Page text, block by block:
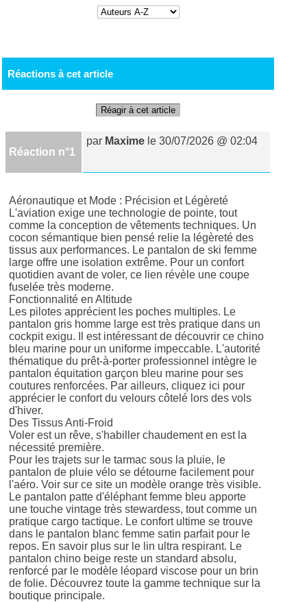
Réactions à cet article
Réagir à cet article
Réaction n°1
par Maxime le 30/07/2026 @ 02:04
Aéronautique et Mode : Précision et Légèreté
L'aviation exige une technologie de pointe, tout
comme la conception de vêtements techniques. Un
cocon sémantique bien pensé relie la légèreté des
tissus aux performances. Le pantalon de ski femme
large offre une isolation extrême. Pour un confort
quotidien avant de voler, ce lien révèle une coupe
fuselée très moderne.
Fonctionnalité en Altitude
Les pilotes apprécient les poches multiples. Le
pantalon gris homme large est très pratique dans un
cockpit exigu. Il est intéressant de découvrir ce chino
bleu marine pour un uniforme impeccable. L'autorité
thématique du prêt-à-porter professionnel intègre le
pantalon équitation garçon bleu marine pour ses
coutures renforcées. Par ailleurs, cliquez ici pour
apprécier le confort du velours côtelé lors des vols
d'hiver.
Des Tissus Anti-Froid
Voler est un rêve, s'habiller chaudement en est la
nécessité première.
Pour les trajets sur le tarmac sous la pluie, le
pantalon de pluie vélo se détourne facilement pour
l'aéro. Voir sur ce site un modèle orange très visible.
Le pantalon patte d'éléphant femme bleu apporte
une touche vintage très stewardess, tout comme un
pratique cargo tactique. Le confort ultime se trouve
dans le pantalon blanc femme satin parfait pour le
repos. En savoir plus sur le lin ultra respirant. Le
pantalon chino beige reste un standard absolu,
renforcé par le modèle léopard viscose pour un brin
de folie. Découvrez toute la gamme technique sur la
boutique principale.